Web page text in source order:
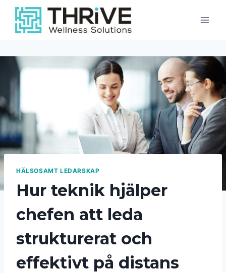
Skip
content
HÄLSOSAMT LEDARSKAP
Hur teknik hjälper
chefen att leda
strukturerat och
effektivt på distans